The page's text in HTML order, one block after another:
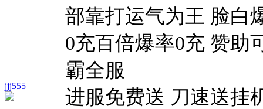
jjj555
部靠打运气为王 脸白
0充百倍爆率0充 赞助
霸全服
进服免费送 刀速送挂